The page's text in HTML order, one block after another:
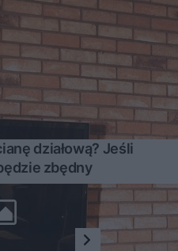
działową? Jeśli
zbędny